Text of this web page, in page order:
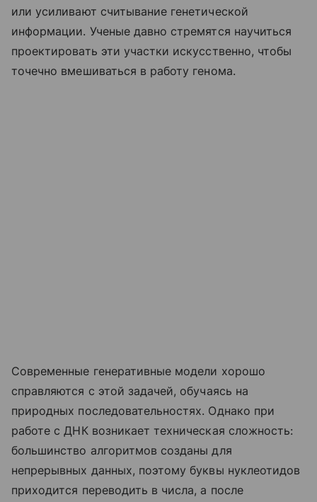
или усиливают считывание генетической
информации. Ученые давно стремятся научиться
проектировать эти участки искусственно, чтобы
точечно вмешиваться в работу генома.
Современные генеративные модели хорошо
справляются с этой задачей, обучаясь на
природных последовательностях. Однако при
работе с ДНК возникает техническая сложность:
большинство алгоритмов созданы для
непрерывных данных, поэтому буквы нуклеотидов
приходится переводить в числа, а после